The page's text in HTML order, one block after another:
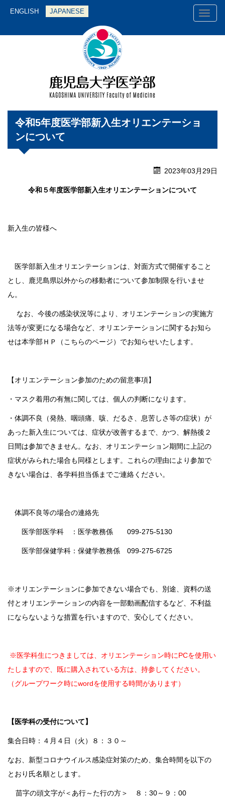
ENGLISH JAPANESE
令和5年度医学部新入生オリエンテーショ
ンについて
2023年03月29日
令和５年度医学部新入生オリエンテーションについて
新入生の皆様へ
医学部新入生オリエンテーションは、対面方式で開催すること
とし、鹿児島県以外からの移動者について参加制限を行いませ
ん。
なお、今後の感染状況等により、オリエンテーションの実施方
法等が変更になる場合など、オリエンテーションに関するお知ら
せは本学部ＨＰ（こちらのページ）でお知らせいたします。
【オリエンテーション参加のための留意事項】
・マスク着用の有無に関しては、個人の判断になります。
・体調不良（発熱、咽頭痛、咳、だるさ、息苦しさ等の症状）が
あった新入生については、症状が改善するまで、かつ、解熱後２
日間は参加できません。なお、オリエンテーション期間に上記の
症状がみられた場合も同様とします。これらの理由により参加で
きない場合は、各学科担当係までご連絡ください。
体調不良等の場合の連絡先
医学部医学科 ：医学教務係 099-275-5130
医学部保健学科：保健学教務係 099-275-6725
※オリエンテーションに参加できない場合でも、別途、資料の送
付とオリエンテーションの内容を一部動画配信するなど、不利益
にならないような措置を行いますので、安心してください。
※医学科生につきましては、オリエンテーション時にPCを使用い
たしますので、既に購入されている方は、持参してください。
（グループワーク時にwordを使用する時間があります）
【医学科の受付について】
集合日時：４月４日（火）８：３０～
なお、新型コロナウイルス感染症対策のため、集合時間を以下の
とおり氏名順とします。
苗字の頭文字が＜あ行～た行の方＞ ８：30～９：00